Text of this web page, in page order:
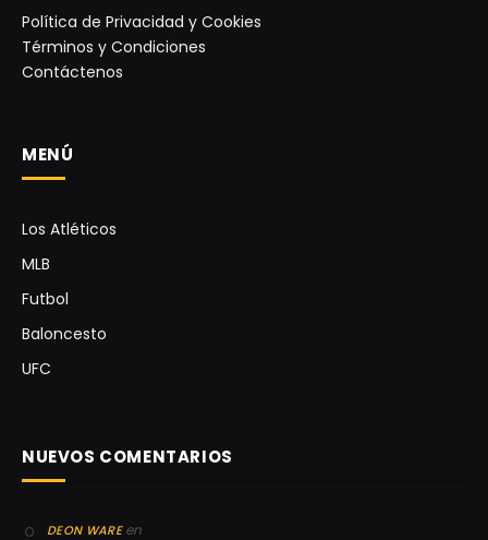
Política de Privacidad y Cookies
Términos y Condiciones
Contáctenos
MENÚ
Los Atléticos
MLB
Futbol
Baloncesto
UFC
NUEVOS COMENTARIOS
DEON WAREen